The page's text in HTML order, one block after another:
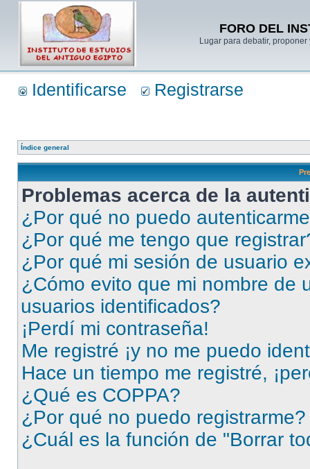
FORO DEL
Lugar para debatir,
Identificarse Registrarse
Índice general
Problemas acerca de la
¿Por qué no puedo
¿Por qué me tengo que
¿Por qué mi sesión de usuario
¿Cómo evito que mi nombre de
usuarios identificados?
¡Perdí mi contraseña!
Me registré ¡y no me puedo
Hace un tiempo me registré,
¿Qué es COPPA?
¿Por qué no puedo registrarme?
¿Cuál es la función de "Borrar